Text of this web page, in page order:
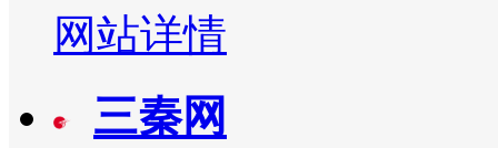
网站详情
三秦网